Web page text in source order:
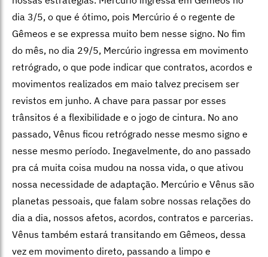
dia 3/5, o que é ótimo, pois Mercúrio é o regente de
Gêmeos e se expressa muito bem nesse signo. No fim
do mês, no dia 29/5, Mercúrio ingressa em movimento
retrógrado, o que pode indicar que contratos, acordos e
movimentos realizados em maio talvez precisem ser
revistos em junho. A chave para passar por esses
trânsitos é a flexibilidade e o jogo de cintura. No ano
passado, Vênus ficou retrógrado nesse mesmo signo e
nesse mesmo período. Inegavelmente, do ano passado
pra cá muita coisa mudou na nossa vida, o que ativou
nossa necessidade de adaptação. Mercúrio e Vênus são
planetas pessoais, que falam sobre nossas relações do
dia a dia, nossos afetos, acordos, contratos e parcerias.
Vênus também estará transitando em Gêmeos, dessa
vez em movimento direto, passando a limpo e